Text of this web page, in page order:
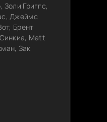
Григгс,
Джеймс
Брент
Matt
Зак